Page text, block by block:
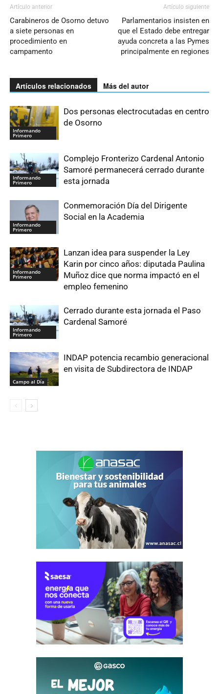
Artículo anterior
Carabineros de Osorno detuvo
a siete personas en
procedimiento en
campamento
Artículo siguiente
Parlamentarios insisten en
que el Estado debe entregar
ayuda concreta a las Pymes
principalmente en regiones
Artículos relacionados Más del autor
Informando
Primero
Dos personas electrocutadas en centro
de Osorno
Informando
Primero
Complejo Fronterizo Cardenal Antonio
Samoré permanecerá cerrado durante
esta jornada
Informando
Primero
Conmemoración Día del Dirigente
Social en la Academia
Informando
Primero
Lanzan idea para suspender la Ley
Karin por cinco años: diputada Paulina
Muñoz dice que norma impactó en el
empleo femenino
Informando
Primero
Cerrado durante esta jornada el Paso
Cardenal Samoré
Campo al Día
INDAP potencia recambio generacional
en visita de Subdirectora de INDAP